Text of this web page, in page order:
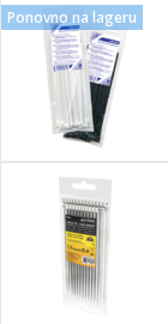
Ponovno na lageru